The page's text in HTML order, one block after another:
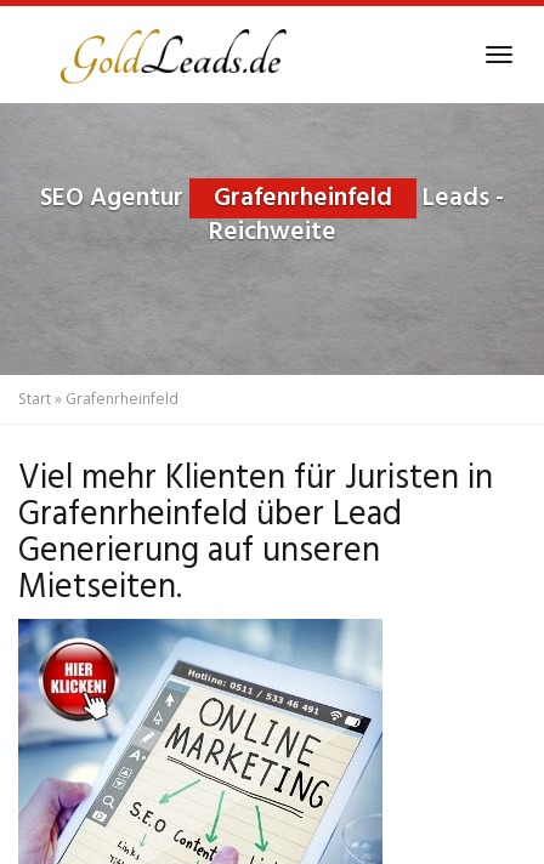
SEO Agentur Grafenrheinfeld
Leads -
Reichweite
Start» Grafenrheinfeld
Viel mehr Klienten für Juristen in
Grafenrheinfeld über Lead
Generierung auf unseren
Mietseiten.